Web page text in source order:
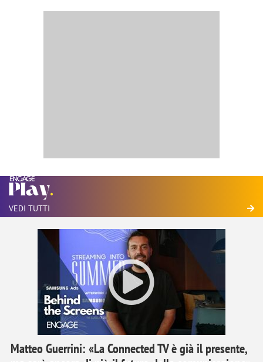
VEDI TUTTI
Matteo Guerrini: «La Connected TV è già il presente,